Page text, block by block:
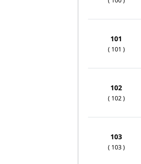
101
( 101 )
102
( 102 )
103
( 103 )